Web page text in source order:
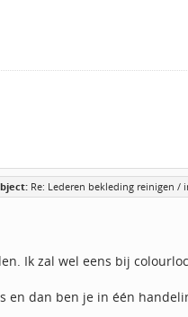
Re: Lederen bekleding reinigen /
Ik zal wel eens bij
en dan ben je in één